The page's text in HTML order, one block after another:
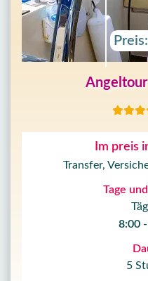
Preis:
Im preis
Transfer,
Tage
8:00
5